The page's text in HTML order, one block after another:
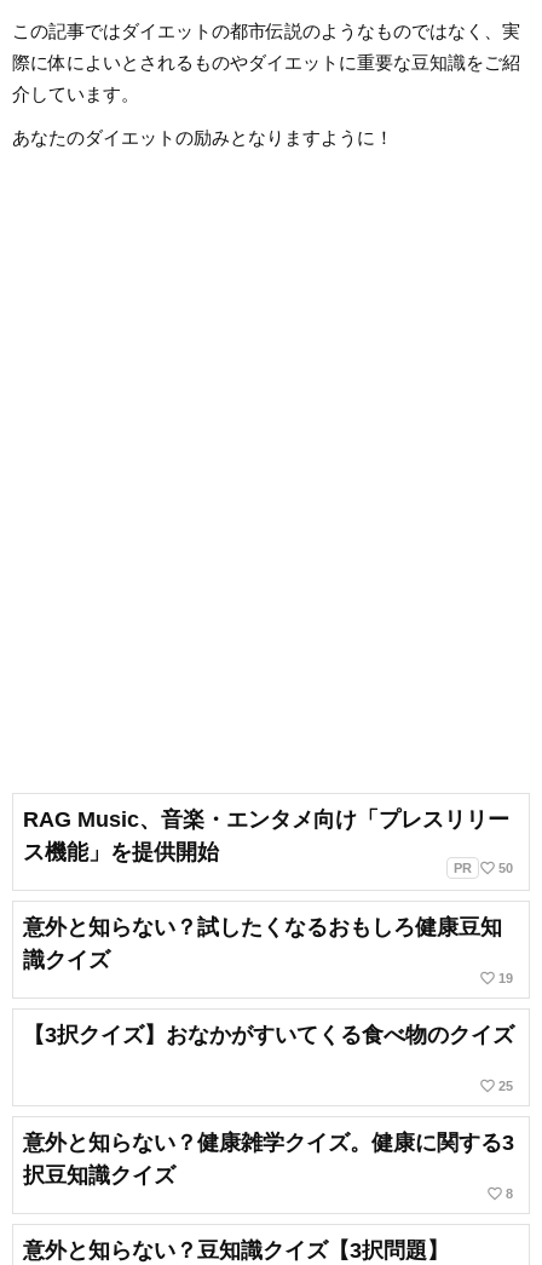
この記事ではダイエットの都市伝説のようなものではなく、実
際に体によいとされるものやダイエットに重要な豆知識をご紹
介しています。
あなたのダイエットの励みとなりますように！
RAG Music、音楽・エンタメ向け「プレスリリー
ス機能」を提供開始
PR favorite_border 50
意外と知らない？試したくなるおもしろ健康豆知
識クイズ
favorite_border 19
【3択クイズ】おなかがすいてくる食べ物のクイズ
favorite_border 25
意外と知らない？健康雑学クイズ。健康に関する3
択豆知識クイズ
favorite_border 8
意外と知らない？豆知識クイズ【3択問題】